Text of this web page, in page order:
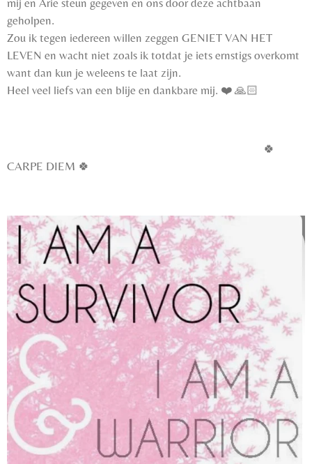
mij en Arie steun gegeven en ons door deze achtbaan
geholpen.
Zou ik tegen iedereen willen zeggen GENIET VAN HET
LEVEN en wacht niet zoals ik totdat je iets ernstigs overkomt
want dan kun je weleens te laat zijn.
Heel veel liefs van een blije en dankbare mij. ❤️ 🙏🏻
🍀
CARPE DIEM 🍀